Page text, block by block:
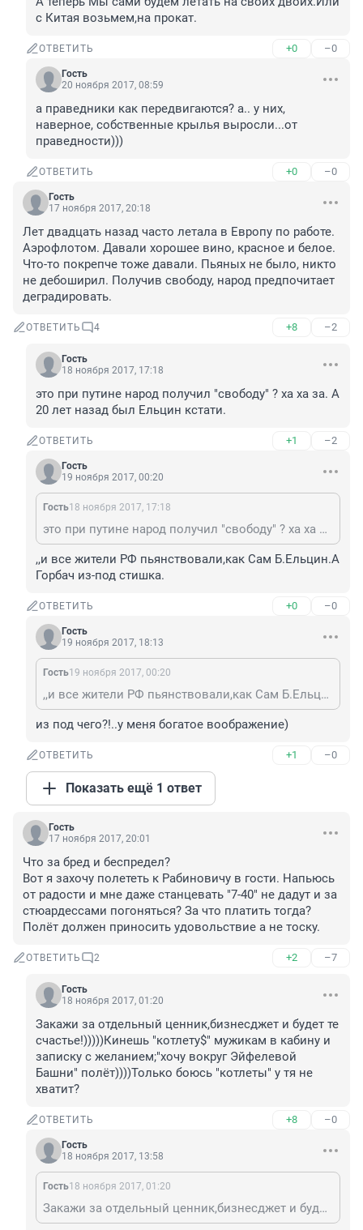
с Китая возьмем,на прокат.
ОТВЕТИТЬ +0 –0
Гость
20 ноября 2017, 08:59
а праведники как передвигаются? а.. у них,
наверное, собственные крылья выросли...от
праведности)))
ОТВЕТИТЬ +0 –0
Гость
17 ноября 2017, 20:18
Лет двадцать назад часто летала в Европу по работе.
Аэрофлотом. Давали хорошее вино, красное и белое.
Что-то покрепче тоже давали. Пьяных не было, никто
не дебоширил. Получив свободу, народ предпочитает
деградировать.
ОТВЕТИТЬ 4 +8 –2
Гость
18 ноября 2017, 17:18
это при путине народ получил "свободу" ? ха ха за. А
20 лет назад был Ельцин кстати.
ОТВЕТИТЬ +1 –2
Гость
19 ноября 2017, 00:20
Гость18 ноября 2017, 17:18
это при путине народ получил "свободу" ? ха ха за. А 20 лет назад был Ельцин кстати.
,,и все жители РФ пьянствовали,как Сам Б.Ельцин.А
Горбач из-под стишка.
ОТВЕТИТЬ +0 –0
Гость
19 ноября 2017, 18:13
Гость19 ноября 2017, 00:20
,,и все жители РФ пьянствовали,как Сам Б.Ельцин.А Горбач из-под стишка.
из под чего?!..у меня богатое воображение)
ОТВЕТИТЬ +1 –0
Показать ещё 1 ответ
Гость
17 ноября 2017, 20:01
Что за бред и беспредел?
Вот я захочу полететь к Рабиновичу в гости. Напьюсь
от радости и мне даже станцевать "7-40" не дадут и за
стюардессами погоняться? За что платить тогда?
Полёт должен приносить удовольствие а не тоску.
ОТВЕТИТЬ 2 +2 –7
Гость
18 ноября 2017, 01:20
Закажи за отдельный ценник,бизнесджет и будет те
счастье!)))))Кинешь "котлету$" мужикам в кабину и
записку с желанием;"хочу вокруг Эйфелевой
Башни" полёт))))Только боюсь "котлеты" у тя не
хватит?
ОТВЕТИТЬ +8 –0
Гость
18 ноября 2017, 13:58
Гость18 ноября 2017, 01:20
Закажи за отдельный ценник,бизнесджет и будет те счастье!)))))Кинешь "котлету$" мужикам в кабину и записку с желанием;"хочу вокруг Эйфелевой Башни" полёт))))Только боюсь "котлеты" у тя не хватит?